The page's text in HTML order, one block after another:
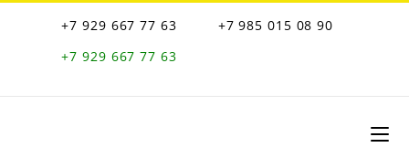
+7 929 667 77 63
+7 985 015 08 90
+7 929 667 77 63